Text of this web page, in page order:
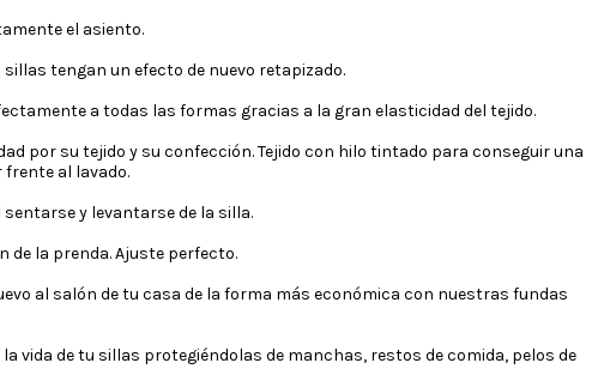
el asiento.
tengan un efecto de nuevo retapizado.
a todas las formas gracias a la gran elasticidad del tejido.
por su tejido y su confección. Tejido con hilo tintado para conseguir una
frente al lavado.
sentarse y levantarse de la silla.
de la prenda. Ajuste perfecto.
al salón de tu casa de la forma más económica con nuestras fundas
vida de tu sillas protegiéndolas de manchas, restos de comida, pelos de